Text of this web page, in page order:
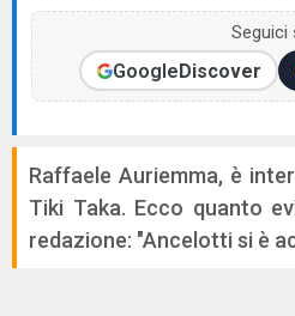
Seguici
GoogleDiscover
Raffaele Auriemma, è
Tiki Taka. Ecco quanto
redazione: "Ancelotti si è